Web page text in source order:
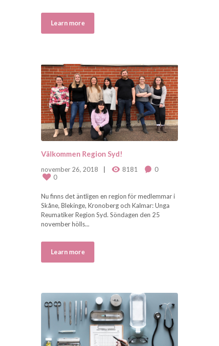
Learn more
Välkommen Region Syd!
november 26, 2018 8181
0
0
Nu finns det äntligen en region för medlemmar i
Skåne, Blekinge, Kronoberg och Kalmar: Unga
Reumatiker Region Syd. Söndagen den 25
november hölls...
Learn more